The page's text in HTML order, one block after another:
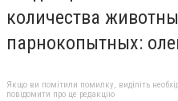
количества
парнокопытных:
Якщо ви помітили помилку, виділіть
повідомити про це редакцію